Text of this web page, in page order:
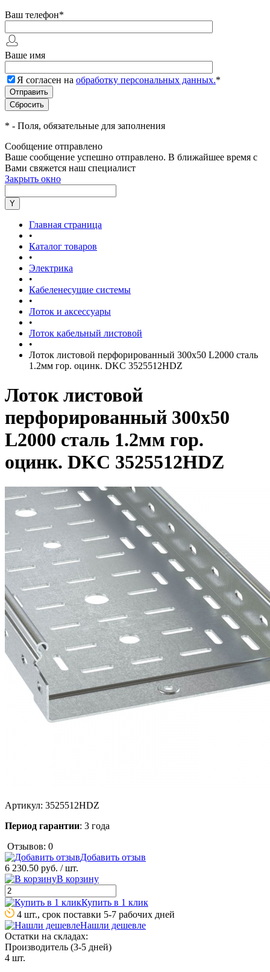
Ваш телефон*
Ваше имя
Я согласен на обработку персональных данных.*
* - Поля, обязательные для заполнения
Сообщение отправлено
Ваше сообщение успешно отправлено. В ближайшее время с
Вами свяжется наш специалист
Закрыть окно
Главная страница
•
Каталог товаров
•
Электрика
•
Кабеленесущие системы
•
Лоток и аксессуары
•
Лоток кабельный листовой
•
Лоток листовой перфорированный 300х50 L2000 сталь
1.2мм гор. оцинк. DKC 3525512HDZ
Лоток листовой
перфорированный 300х50
L2000 сталь 1.2мм гор.
оцинк. DKC 3525512HDZ
Артикул: 3525512HDZ
Период гарантии: 3 года
Отзывов: 0
Добавить отзыв
6 230.50 руб. / шт.
В корзину
Купить в 1 клик
4 шт., срок поставки 5-7 рабочих дней
Нашли дешевле
Остатки на складах:
Производитель (3-5 дней)
4 шт.